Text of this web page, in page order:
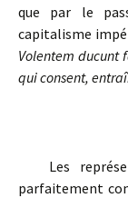
que par le
capitalisme
Volentem ducunt
qui consent,
Les
parfaitement